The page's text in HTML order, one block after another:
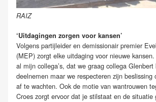
RAIZ
‘Uitdagingen zorgen voor kansen’
Volgens partijleider en demissionair premier
(MEP) zorgt elke uitdaging voor nieuwe
al mijn collega’s, dat we graag collega Glenbert
deelnemen maar we respecteren zijn beslissing
af te wachten. Ook de motie van wantrouwen
Croes zorgt ervoor dat je stilstaat en de situatie